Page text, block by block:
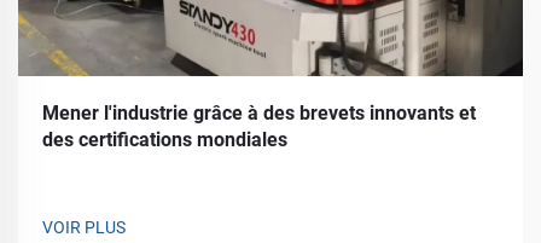
Mener l'industrie grâce à des brevets innovants et
des certifications mondiales
VOIR PLUS